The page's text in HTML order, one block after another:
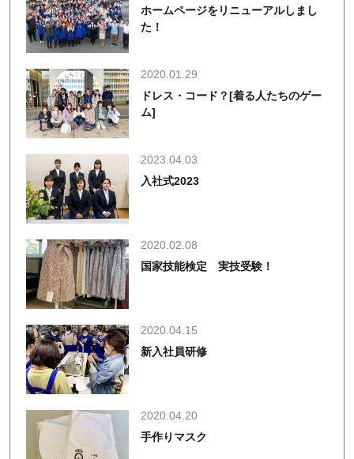
ホームページをリニューアルしまし
た！
2020.01.29
ドレス・コード？[着る人たちのゲー
ム]
2023.04.03
入社式2023
2020.02.08
国家技能検定 実技受験！
2020.04.15
新入社員研修
2020.04.20
手作りマスク